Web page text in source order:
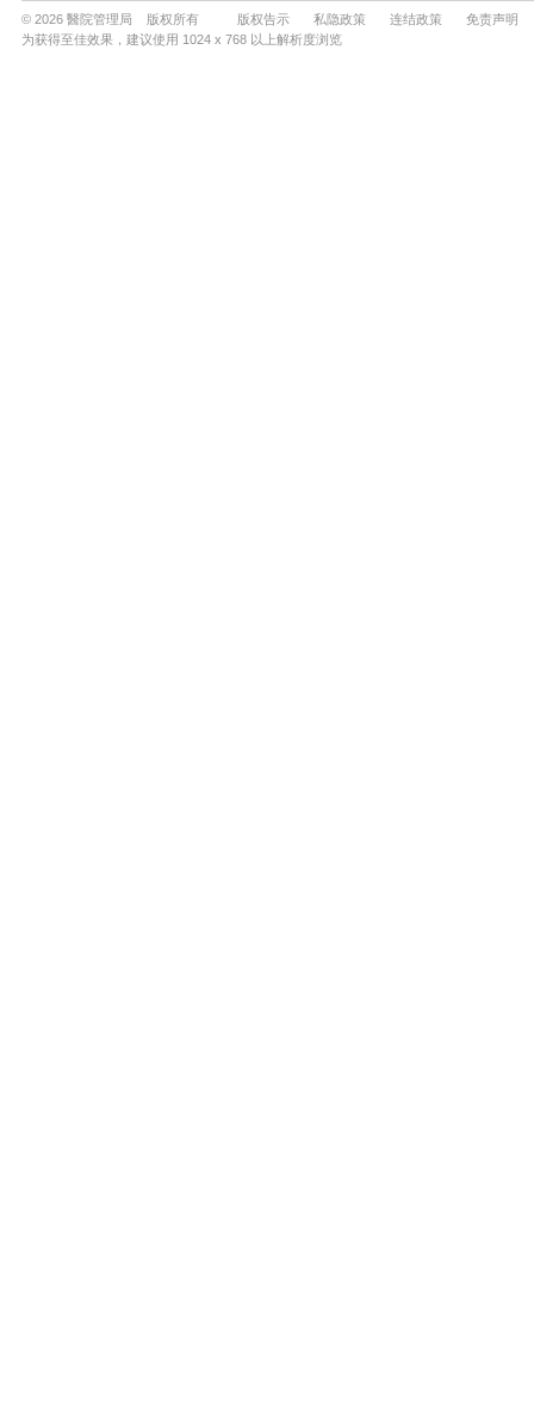
© 2026 醫院管理局 版权所有 版权告示 私隐政策 连结政策
免责声明
为获得至佳效果，建议使用 1024 x 768 以上解析度浏览